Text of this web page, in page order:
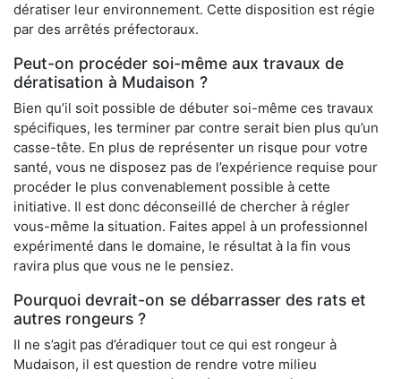
dératiser leur environnement. Cette disposition est régie
par des arrêtés préfectoraux.
Peut-on procéder soi-même aux travaux de
dératisation à Mudaison ?
Bien qu’il soit possible de débuter soi-même ces travaux
spécifiques, les terminer par contre serait bien plus qu’un
casse-tête. En plus de représenter un risque pour votre
santé, vous ne disposez pas de l’expérience requise pour
procéder le plus convenablement possible à cette
initiative. Il est donc déconseillé de chercher à régler
vous-même la situation. Faites appel à un professionnel
expérimenté dans le domaine, le résultat à la fin vous
ravira plus que vous ne le pensiez.
Pourquoi devrait-on se débarrasser des rats et
autres rongeurs ?
Il ne s’agit pas d’éradiquer tout ce qui est rongeur à
Mudaison, il est question de rendre votre milieu